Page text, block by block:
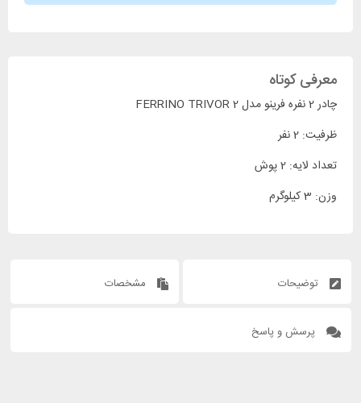
معرفی کوتاه
چادر 2 نفره فرینو مدل FERRINO TRIVOR 2
ظرفیت: 2 نفر
تعداد لایه: 2 پوش
وزن: 3 کیلوگرم
توضیحات مشخصات
پرسش و پاسخ